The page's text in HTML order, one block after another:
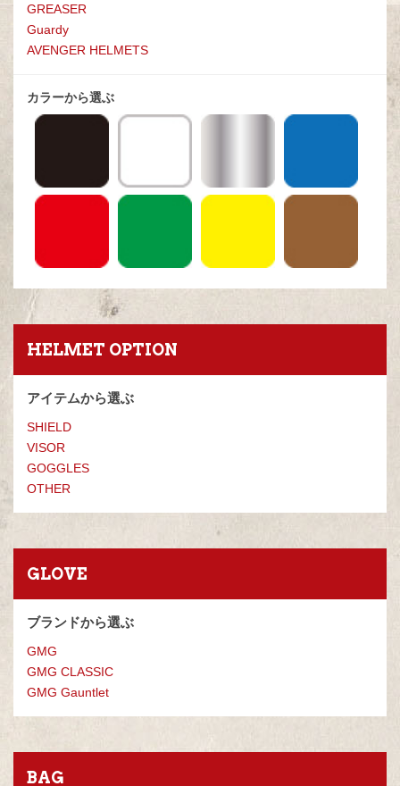
GREASER
Guardy
AVENGER HELMETS
カラーから選ぶ
HELMET OPTION
アイテムから選ぶ
SHIELD
VISOR
GOGGLES
OTHER
GLOVE
ブランドから選ぶ
GMG
GMG CLASSIC
GMG Gauntlet
BAG